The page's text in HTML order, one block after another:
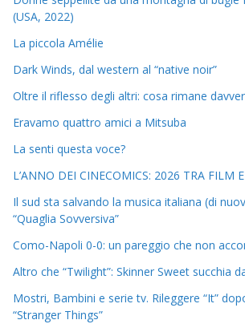
(USA, 2022)
La piccola Amélie
Dark Winds, dal western al “native noir”
Oltre il riflesso degli altri: cosa rimane
Eravamo quattro amici a Mitsuba
La senti questa voce?
L’ANNO DEI CINECOMICS: 2026 TRA FILM
Il sud sta salvando la musica italiana (di
“Quaglia Sovversiva”
Como-Napoli 0-0: un pareggio che non
Altro che “Twilight”: Skinner Sweet succhia
Mostri, Bambini e serie tv. Rileggere “It”
“Stranger Things”